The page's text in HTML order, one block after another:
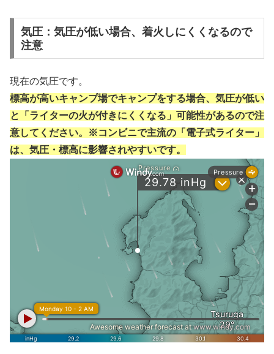
気圧：気圧が低い場合、着火しにくくなるので
注意
現在の気圧です。
標高が高いキャンプ場でキャンプをする場合、気圧が低い
と「ライターの火が付きにくくなる」可能性があるので注
意してください。※コンビニで主流の「電子式ライター」
は、気圧・標高に影響されやすいです。